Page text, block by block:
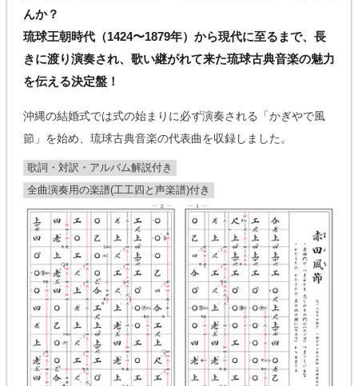
んか？
琉球王朝時代（1424〜1879年）から現代に至るまで、長
きに渡り演奏され、歌い継がれて来た琉球古典音楽の魅力
を伝える決定盤！
沖縄の結婚式では式の始まりに必ず演奏される「かぎやで風
節」を始め、琉球古典音楽の代表曲を収録しました。
歌詞・対訳・アルバム解説付き
全曲演奏用の楽譜(工工四と声楽譜)付き